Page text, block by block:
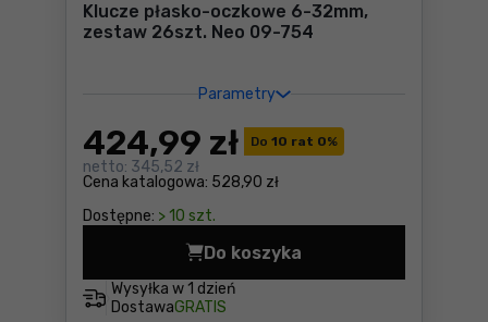
Klucze płasko-oczkowe 6-32mm,
zestaw 26szt. Neo 09-754
Parametry
Do 10 rat 0%
Cena katalogowa: 528,90 zł
424,99 zł
netto: 345,52 zł
Dostępne: > 10 szt.
Wysyłka w 1 dzień
DostawaGRATIS
Do koszyka
Klucze płasko-oczkowe 6-